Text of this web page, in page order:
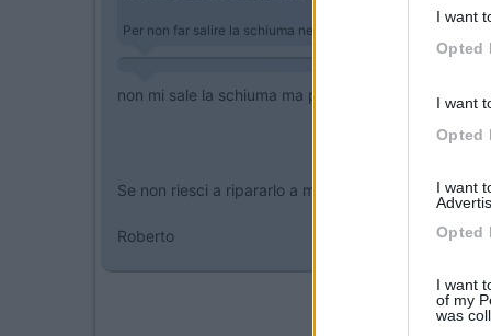
I want
Opted
I want
Opted
I want
Opted
I want
of my
was
Per non far salire la schiuma nel lavello esistono le palline
non mi sale la schiuma ma propio l'acqua ! fino a
Se non riesci a ripararlo a martellate deve trattarsi
Roberto